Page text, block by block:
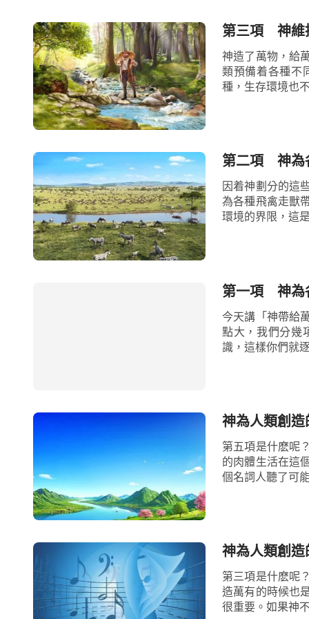
第三項 神維
神造了萬物，給
類預備着各種不
種，生存環境也
第二項 神為
因着神劃分的這
為各種飛禽走獸
環境的界限，這
第一項 神為
今天講「神帶給
點大，我們分幾
識，這樣你們就
神為人類創
第五項是什麽呢
的肉體生活在這
個名詞人聽了可
神為人類創
第三項是什麽呢
造萬有的時候也
很重要。如果神